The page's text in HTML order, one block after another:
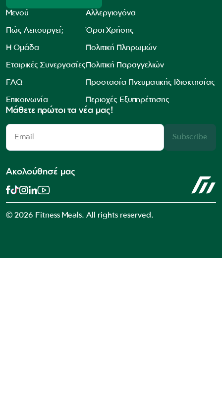
Μενού
Πώς Λειτουργεί;
Η Ομάδα
Εταιρικές Συνεργασίες
FAQ
Επικοινωνία
Αλλεργιογόνα
Όροι Χρήσης
Πολιτική Πληρωμών
Πολιτική Παραγγελιών
Προστασία Πνευματικής Ιδιοκτησίας
Περιοχές Εξυπηρέτησης
Μάθετε πρώτοι τα νέα μας!
Subscribe
Ακολούθησέ μας
© 2026 Fitness Meals. All rights reserved.